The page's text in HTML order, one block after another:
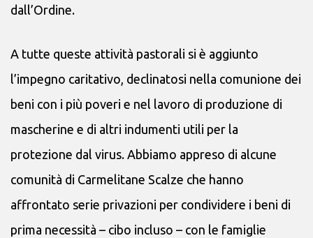
dall’Ordine.
A tutte queste attività pastorali si è aggiunto
l’impegno caritativo, declinatosi nella comunione dei
beni con i più poveri e nel lavoro di produzione di
mascherine e di altri indumenti utili per la
protezione dal virus. Abbiamo appreso di alcune
comunità di Carmelitane Scalze che hanno
affrontato serie privazioni per condividere i beni di
prima necessità – cibo incluso – con le famiglie